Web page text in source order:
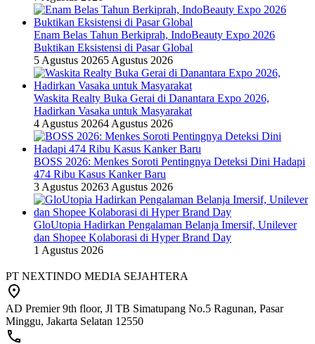
Enam Belas Tahun Berkiprah, IndoBeauty Expo 2026
Buktikan Eksistensi di Pasar Global
5 Agustus 20265 Agustus 2026
Waskita Realty Buka Gerai di Danantara Expo 2026,
Hadirkan Vasaka untuk Masyarakat
4 Agustus 20264 Agustus 2026
BOSS 2026: Menkes Soroti Pentingnya Deteksi Dini Hadapi
474 Ribu Kasus Kanker Baru
3 Agustus 20263 Agustus 2026
GloUtopia Hadirkan Pengalaman Belanja Imersif, Unilever
dan Shopee Kolaborasi di Hyper Brand Day
1 Agustus 2026
PT NEXTINDO MEDIA SEJAHTERA
AD Premier 9th floor, Jl TB Simatupang No.5 Ragunan, Pasar
Minggu, Jakarta Selatan 12550